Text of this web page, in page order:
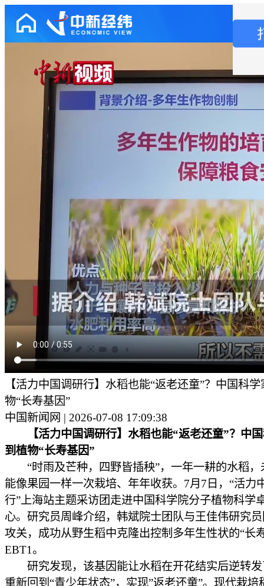
【活力中国调研行】水稻也能“返老还童”？中国科
物“长寿基因”
中国新闻网 | 2026-07-08 17:09:38
【活力中国调研行】水稻也能“返老还童”？中
到植物“长寿基因”
“时雨及芒种，四野皆插秧”，一年一耕的水稻，
能像果园一样一次栽培、年年收获。7月7日，“活力
行”上海站主题采访团走进中国科学院分子植物科学
心。研究员周峰介绍，韩斌院士团队与王佳伟研究
攻关，成功从野生稻中克隆出控制多年生性状的“长
EBT1。
研究发现，该基因能让水稻在开花结实后逆转发
重新回到“青少年状态”，实现”返老还童”。现代栽培